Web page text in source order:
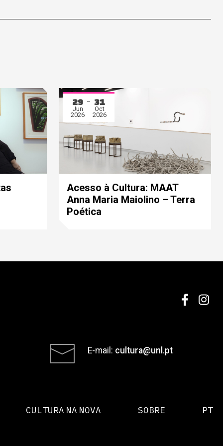
29
Jun
2026
31
Oct
2026
Acesso à Cultura: MAAT
Anna Maria Maiolino – Terra
Poética
E-mail: cultura@unl.pt
CULTURA NA NOVA SOBRE PT